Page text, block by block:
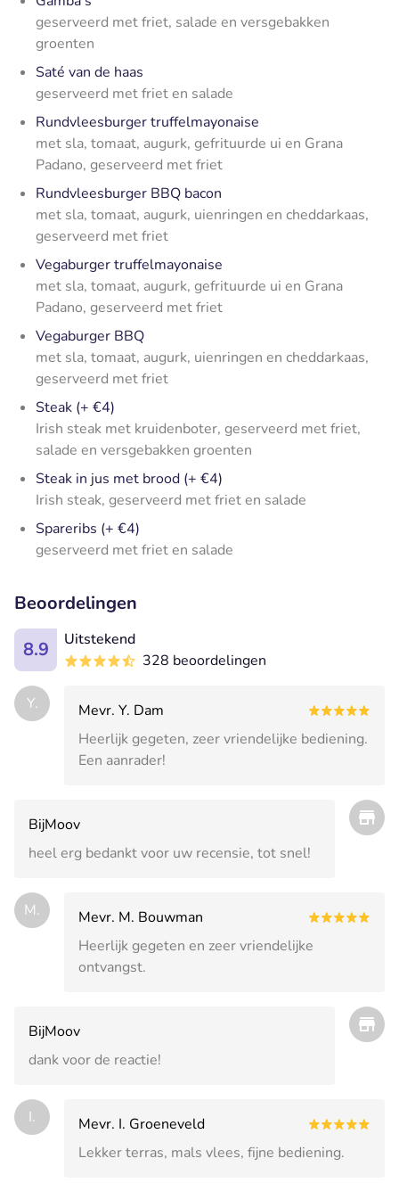
geserveerd met friet, salade en versgebakken
groenten
Saté van de haas
geserveerd met friet en salade
Rundvleesburger truffelmayonaise
met sla, tomaat, augurk, gefrituurde ui en Grana
Padano, geserveerd met friet
Rundvleesburger BBQ bacon
met sla, tomaat, augurk, uienringen en cheddarkaas,
geserveerd met friet
Vegaburger truffelmayonaise
met sla, tomaat, augurk, gefrituurde ui en Grana
Padano, geserveerd met friet
Vegaburger BBQ
met sla, tomaat, augurk, uienringen en cheddarkaas,
geserveerd met friet
Steak (+ €4)
Irish steak met kruidenboter, geserveerd met friet,
salade en versgebakken groenten
Steak in jus met brood (+ €4)
Irish steak, geserveerd met friet en salade
Spareribs (+ €4)
geserveerd met friet en salade
Beoordelingen
8.9
Uitstekend
328 beoordelingen
Y.
Mevr. Y. Dam
Heerlijk gegeten, zeer vriendelijke bediening.
Een aanrader!
BijMoov
heel erg bedankt voor uw recensie, tot snel!
M.
Mevr. M. Bouwman
Heerlijk gegeten en zeer vriendelijke
ontvangst.
BijMoov
dank voor de reactie!
I.
Mevr. I. Groeneveld
Lekker terras, mals vlees, fijne bediening.